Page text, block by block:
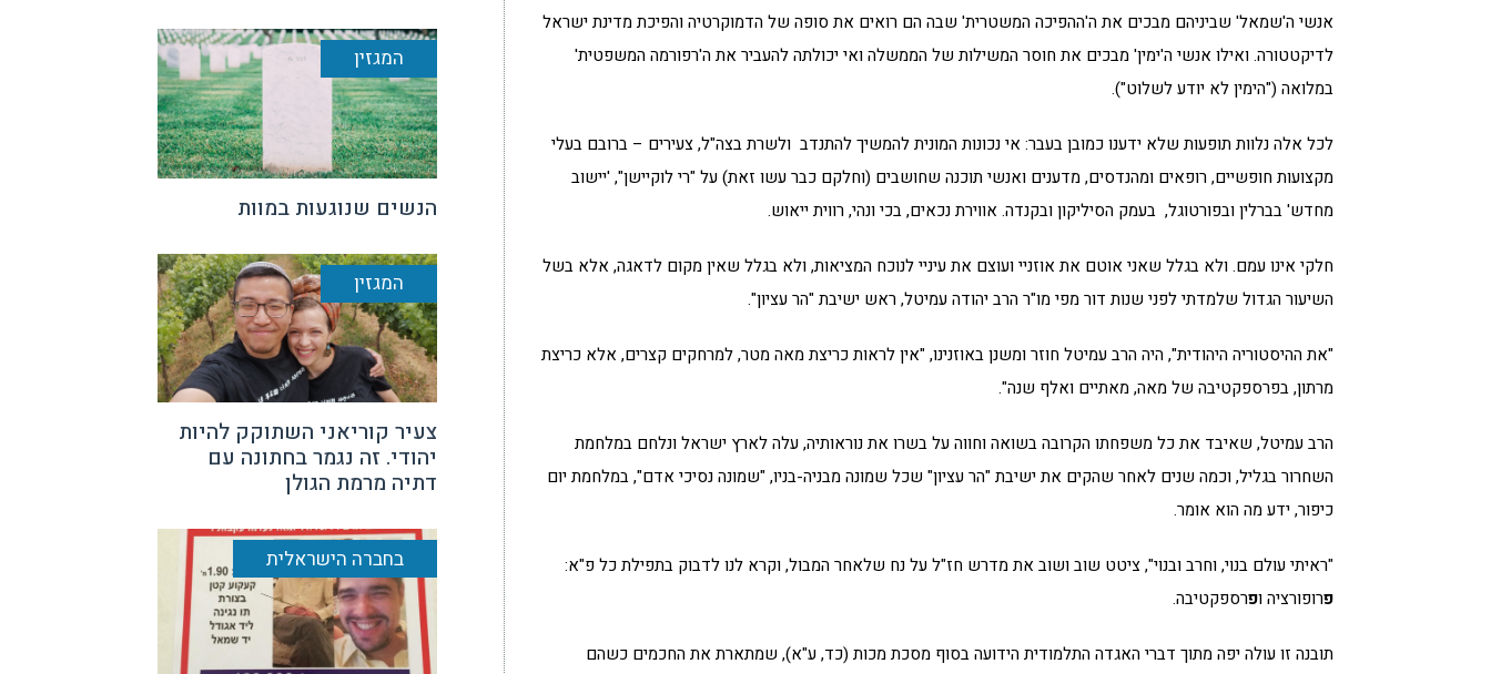
אנשי ה'שמאל' שביניהם מבכים את ה'ההפיכה המשטרית' שבה הם רואים את סופה של הדמוקרטיה והפיכת מדינת ישראל
לדיקטטורה. ואילו אנשי ה'ימין' מבכים את חוסר המשילות של הממשלה ואי יכולתה להעביר את ה'רפורמה המשפטית'
במלואה ("הימין לא יודע לשלוט").
לכל אלה נלוות תופעות שלא ידענו כמובן בעבר: אי נכונות המונית להמשיך להתנדב ולשרת בצה"ל, צעירים – ברובם בעלי
מקצועות חופשיים, רופאים ומהנדסים, מדענים ואנשי תוכנה שחושבים (וחלקם כבר עשו זאת) על "רי לוקיישן", 'יישוב
מחדש' בברלין ובפורטוגל, בעמק הסיליקון ובקנדה. אווירת נכאים, בכי ונהי, רווית ייאוש.
חלקי אינו עמם. ולא בגלל שאני אוטם את אוזניי ועוצם את עיניי לנוכח המציאות, ולא בגלל שאין מקום לדאגה, אלא בשל
השיעור הגדול שלמדתי לפני שנות דור מפי מו"ר הרב יהודה עמיטל, ראש ישיבת "הר עציון".
"את ההיסטוריה היהודית", היה הרב עמיטל חוזר ומשנן באוזנינו, "אין לראות כריצת מאה מטר, למרחקים קצרים, אלא כריצת
מרתון, בפרספקטיבה של מאה, מאתיים ואלף שנה".
הרב עמיטל, שאיבד את כל משפחתו הקרובה בשואה וחווה על בשרו את נוראותיה, עלה לארץ ישראל ונלחם במלחמת
השחרור בגליל, וכמה שנים לאחר שהקים את ישיבת "הר עציון" שכל שמונה מבניה-בניו, "שמונה נסיכי אדם", במלחמת יום
כיפור, ידע מה הוא אומר.
"ראיתי עולם בנוי, וחרב ובנוי", ציטט שוב ושוב את מדרש חז"ל על נח שלאחר המבול, וקרא לנו לדבוק בתפילת כל פ"א:
פרופורציה ופרספקטיבה.
תובנה זו עולה יפה מתוך דברי האגדה התלמודית הידועה בסוף מסכת מכות (כד, ע"א), שמתארת את החכמים כשהם
המגזין
הנשים שנוגעות במוות
המגזין
צעיר קוריאני השתוקק להיות
יהודי. זה נגמר בחתונה עם
דתיה מרמת הגולן
בחברה הישראלית